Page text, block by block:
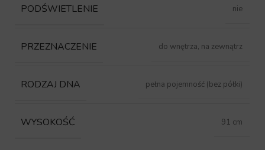
PODŚWIETLENIE nie
PRZEZNACZENIE do wnętrza, na zewnątrz
RODZAJ DNA pełna pojemność (bez półki)
WYSOKOŚĆ 91 cm